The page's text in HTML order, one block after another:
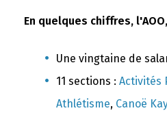
En quelques chiffres,
Une vingtaine de
11 sections : Activités
Athlétisme, Canoë